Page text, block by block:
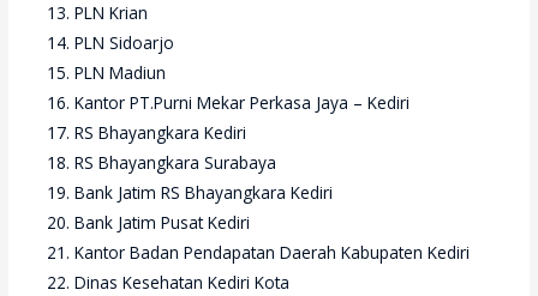
PLN Krian
PLN Sidoarjo
PLN Madiun
Kantor PT.Purni Mekar Perkasa Jaya – Kediri
RS Bhayangkara Kediri
RS Bhayangkara Surabaya
Bank Jatim RS Bhayangkara Kediri
Bank Jatim Pusat Kediri
Kantor Badan Pendapatan Daerah Kabupaten Kediri
Dinas Kesehatan Kediri Kota